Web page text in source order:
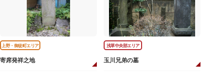
上野・御徒町エリア
寄席発祥之地
浅草中央部エリア
玉川兄弟の墓